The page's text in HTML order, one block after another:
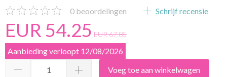
0 beoordelingen Schrijf recensie
EUR 54.25 EUR 67.85
Aanbieding verloopt 12/08/2026
Voeg toe aan winkelwagen